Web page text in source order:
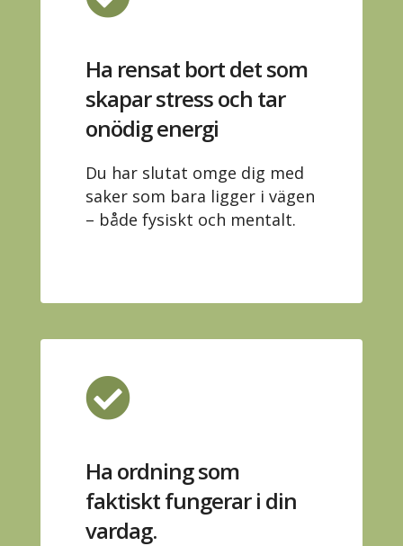
Ha rensat bort det som
skapar stress och tar
onödig energi
Du har slutat omge dig med
saker som bara ligger i vägen
– både fysiskt och mentalt.
Ha ordning som
faktiskt fungerar i din
vardag.